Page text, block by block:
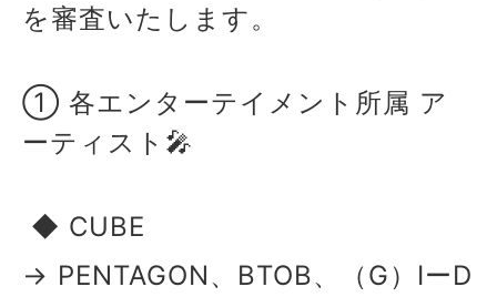
を審査いたします。
① 各エンターテイメント所属 ア
ーティスト🎤
◆ CUBE
→ PENTAGON、BTOB、（G）IーD